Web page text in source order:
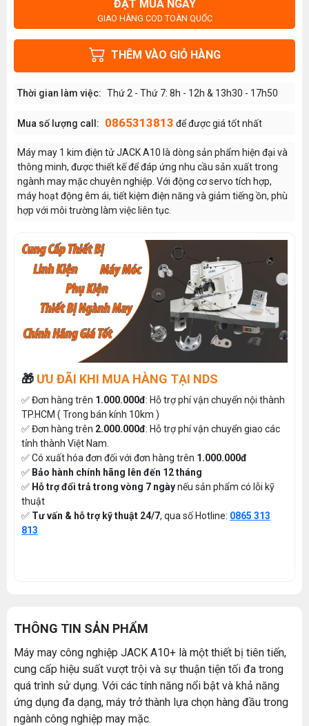
ĐẶT MUA NGAY
GIAO HÀNG COD TOÀN QUỐC
THÊM VÀO GIỎ HÀNG
Thời gian làm việc: Thứ 2 - Thứ 7: 8h - 12h & 13h30 - 17h50
Mua số lượng call: 0865313813 để được giá tốt nhất
Máy may 1 kim điện tử JACK A10 là dòng sản phẩm hiện đại và
thông minh, được thiết kế để đáp ứng nhu cầu sản xuất trong
ngành may mặc chuyên nghiệp. Với động cơ servo tích hợp,
máy hoạt động êm ái, tiết kiệm điện năng và giảm tiếng ồn, phù
hợp với môi trường làm việc liên tục.
🎁 ƯU ĐÃI KHI MUA HÀNG TẠI NDS
✅ Đơn hàng trên 1.000.000đ: Hỗ trợ phí vận chuyển nội thành
TP.HCM ( Trong bán kính 10km )
✅ Đơn hàng trên 2.000.000đ: Hỗ trợ phí vận chuyển giao các
tỉnh thành Việt Nam.
✅ Có xuất hóa đơn đối với đơn hàng trên 1.000.000đ
✅ Bảo hành chính hãng lên đến 12 tháng
✅ Hỗ trợ đổi trả trong vòng 7 ngàynếu sản phẩm có lỗi kỹ
thuật
✅ Tư vấn & hỗ trợ kỹ thuật 24/7, qua số Hotline: 0865 313
813
THÔNG TIN SẢN PHẨM
Máy may công nghiệp JACK A10+ là một thiết bị tiên tiến,
cung cấp hiệu suất vượt trội và sự thuận tiện tối đa trong
quá trình sử dụng. Với các tính năng nổi bật và khả năng
ứng dụng đa dạng, máy trở thành lựa chọn hàng đầu trong
ngành công nghiệp may mặc.